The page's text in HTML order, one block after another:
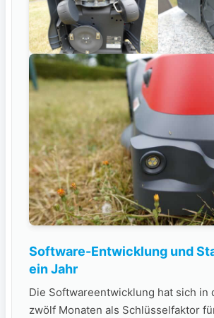
Software-Entwicklung‌ und
ein Jahr
Die ⁢Softwareentwicklung hat sich in
zwölf Monaten als Schlüsselfaktor